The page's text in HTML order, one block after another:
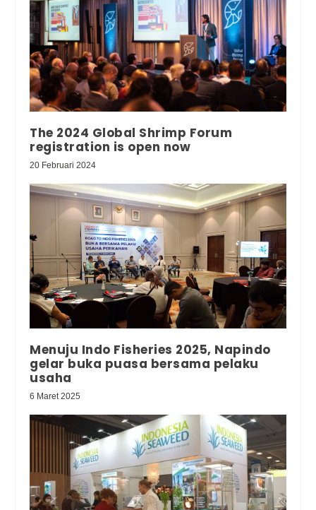
The 2024 Global Shrimp Forum
registration is open now
20 Februari 2024
Menuju Indo Fisheries 2025, Napindo
gelar buka puasa bersama pelaku
usaha
6 Maret 2025